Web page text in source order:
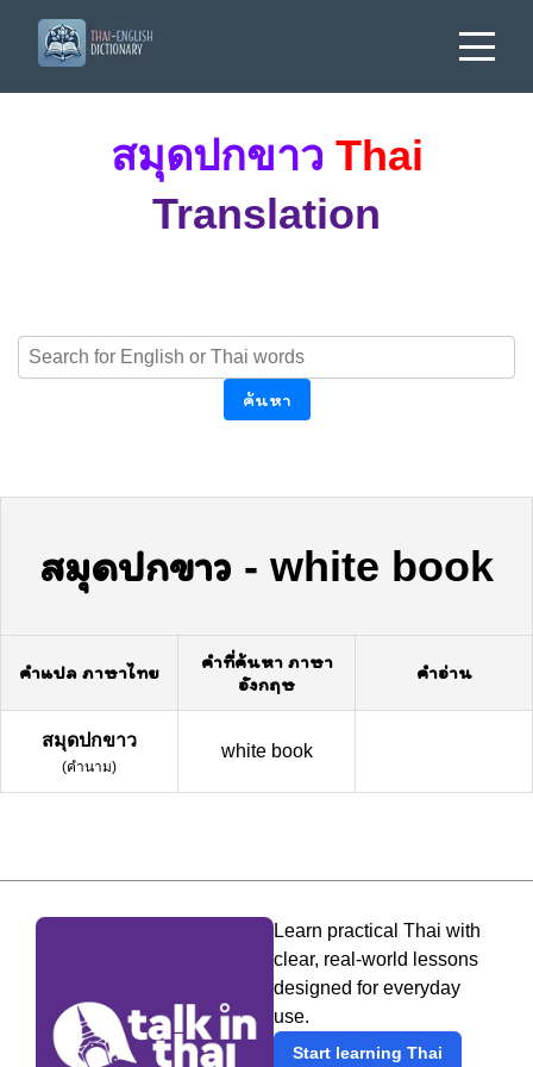
สมุดปกขาว Thai
Translation
ค้นหา
สมุดปกขาว - white book
คำแปล ภาษาไทย
คำที่ค้นหา ภาษา
อังกฤษ
คำอ่าน
สมุดปกขาว
(คำนาม)
white book
Learn practical Thai with
clear, real-world lessons
designed for everyday
use.
Start learning Thai